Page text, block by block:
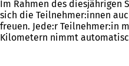
Im Rahmen des diesjährigen
sich die Teilnehmer:innen
freuen. Jede:r Teilnehmer:in
Kilometern nimmt